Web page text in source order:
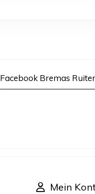
Facebook Bremas
Mein